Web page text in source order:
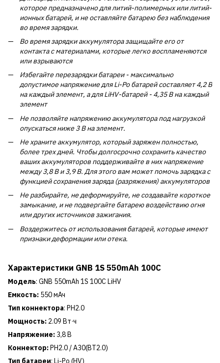
которое предназначено для литий-полимерных или литий-
ионных батарей, и не оставляйте батарею без наблюдения
во время зарядки.
Во время зарядки аккумулятора защищайте его от
контакта с материалами, которые легко воспламеняются
или взрываются
Избегайте перезарядки батареи - максимально
допустимое напряжение для Li-Po батарей составляет 4,2 В
на каждый элемент, а для LiHV-батарей - 4,35 В на каждый
элемент
Не позволяйте напряжению аккумулятора под нагрузкой
опускаться ниже 3 В на элемент.
Не храните аккумулятор, который заряжен полностью,
более трех дней. Чтобы долгосрочно сохранить качество
ваших аккумуляторов поддерживайте в них напряжение
между 3,8 В и 3,9 В. Для этого вам может помочь зарядка с
функцией сохранения заряда (разряжения) аккумуляторов
Не разбирайте, не деформируйте, не создавайте короткое
замыкание, и не подвергайте батарею воздействию огня
или других источников зажигания.
Воздержитесь от использования батарей, которые имеют
признаки деформации или отека.
Характеристики GNB 1S 550mAh 100C
Модель: GNB 550mAh 1S 100C LiHV
Емкость: 550 мАч
Тип коннектора: PH2.0
Мощность: 2.09 Вт·ч
Напряжение: 3,8 В
Коннектор:PH2.0 / A30(BT2.0)
Тип батареи: Li-Po (HV)